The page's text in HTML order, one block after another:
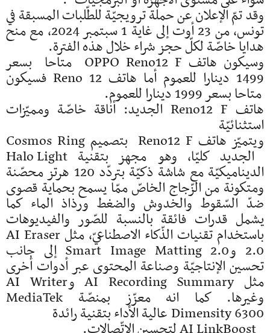
وقد تمّ الإعلان عن حملة ترويجيّة للطّلبات المسبقة في
تونس، من 23 أوت إلى غاية 1 سبتمبر 2024، مع منح
هدايا خاصّة لكلّ حجز شراء خلال هذه الفترة.
وسيكون هاتف OPPO Reno12 F متاحا بسعر
1499 دينارا للعموم أما هاتف Reno 12 فسيكون
متاحا بسعر 1999 دينارا للعموم.
هاتف Reno12 F الجديد: أناقة خاصّة ومميّزات
استثنائيّة
ويتميّز هاتف Reno12 F بتصميم Cosmos Ring
الجديد كليّا، وهو مجهز بتقنية Halo Light
الديناميكيّة مع شاشة ذكيّة بتردّد 120 هرتز محصّنة
ومتكونة من الزّجاج الخاصّ ممّا يسمح بحماية قصوى
ضدّ السّقوط والخدوش والضغط ورذاذ الماء كما
يشمل قدرات فائقة بالنسبة للصّور والفيديوهات
باستخدام تقنيات الذّكاء الاصطناعيّ، مثل AI Eraser
2.0 وSmart Image Matting 2.0 إلى جانب
تحسين الإنتاجيّة وصناعة المحتوى عبر أدوات أخرى
مثل AI Recording Summary وAI Writer
وغيرها. كما انه معزّز بمنصّة MediaTek
Dimensity 6300 عالية الأداء بتقنية رائدة